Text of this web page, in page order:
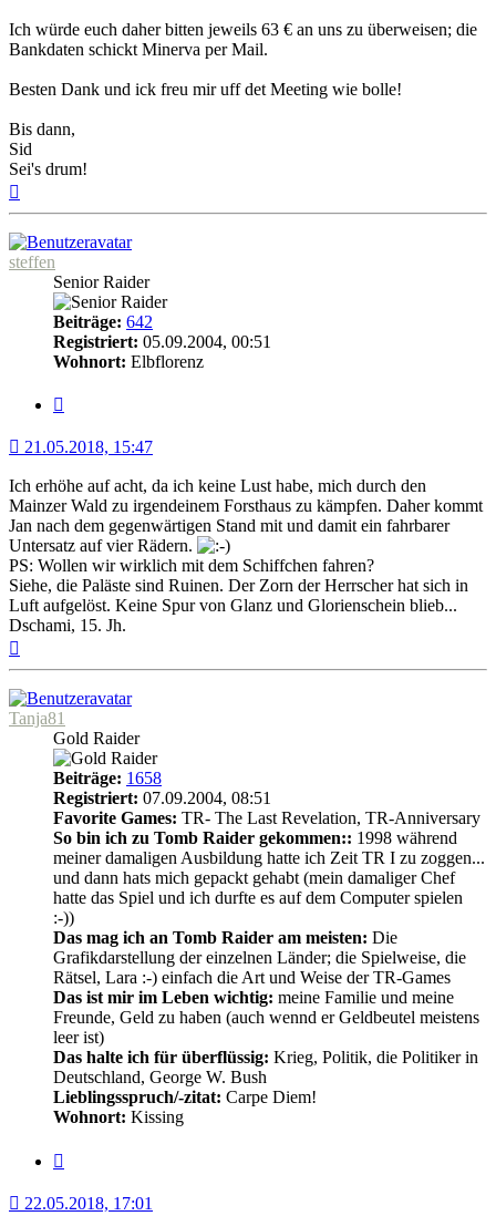
Ich würde euch daher bitten jeweils 63 € an uns zu überweisen; die
Bankdaten schickt Minerva per Mail.
Besten Dank und ick freu mir uff det Meeting wie bolle!
Bis dann,
Sid
Sei's drum!
steffen
Senior Raider
Beiträge: 642
Registriert: 05.09.2004, 00:51
Wohnort: Elbflorenz
21.05.2018, 15:47
Ich erhöhe auf acht, da ich keine Lust habe, mich durch den
Mainzer Wald zu irgendeinem Forsthaus zu kämpfen. Daher kommt
Jan nach dem gegenwärtigen Stand mit und damit ein fahrbarer
Untersatz auf vier Rädern.
PS: Wollen wir wirklich mit dem Schiffchen fahren?
Siehe, die Paläste sind Ruinen. Der Zorn der Herrscher hat sich in
Luft aufgelöst. Keine Spur von Glanz und Glorienschein blieb...
Dschami, 15. Jh.
Tanja81
Gold Raider
Beiträge: 1658
Registriert: 07.09.2004, 08:51
Favorite Games: TR- The Last Revelation, TR-Anniversary
So bin ich zu Tomb Raider gekommen:: 1998 während
meiner damaligen Ausbildung hatte ich Zeit TR I zu zoggen...
und dann hats mich gepackt gehabt (mein damaliger Chef
hatte das Spiel und ich durfte es auf dem Computer spielen
:-))
Das mag ich an Tomb Raider am meisten: Die
Grafikdarstellung der einzelnen Länder; die Spielweise, die
Rätsel, Lara :-) einfach die Art und Weise der TR-Games
Das ist mir im Leben wichtig: meine Familie und meine
Freunde, Geld zu haben (auch wennd er Geldbeutel meistens
leer ist)
Das halte ich für überflüssig: Krieg, Politik, die Politiker in
Deutschland, George W. Bush
Lieblingsspruch/-zitat: Carpe Diem!
Wohnort: Kissing
22.05.2018, 17:01